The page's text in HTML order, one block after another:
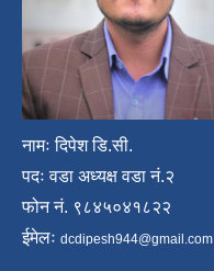
नामः दिपेश डि.सी.
पदः वडा अध्यक्ष वडा नं.२
फोन नं. ९८४५०४१८२२
ईमेलः dcdipesh944@gmail.com